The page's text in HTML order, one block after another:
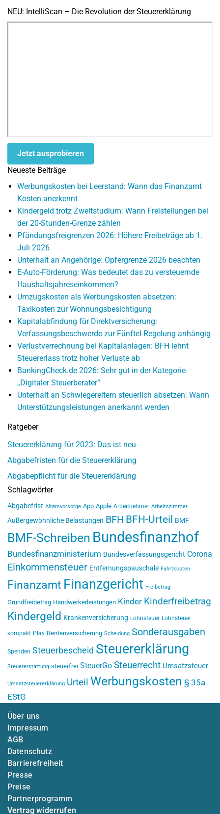
NEU: IntelliScan – Die Revolution der Steuererklärung
Jetzt ausprobieren
Neueste Beiträge
Werbungskosten bei Leerstand: Wann das Finanzamt
Kosten anerkennt
Kindergeld trotz Zweitstudium: Wann Freistellungen bei
der 20-Stunden-Grenze zählen
Pfändungsfreigrenzen 2026: Höhere Freibeträge ab 1.
Juli 2026
Unterhalt an Angehörige: Opfergrenze 2026 beachten
E-Auto-Förderung: Was bedeutet das zu versteuernde
Haushaltsjahreseinkommen?
Umzugskosten als Werbungskosten absetzen:
Taxikosten zur Wohnungsbesichtigung
Kapitalabfindung für Direktversicherung:
Verfassungsbeschwerde zur Fünftel-Regelung anhängig
Verlustverrechnung bei Kapitalanlagen: BFH lehnt
Steuererlass trotz hoher Verluste ab
BankingCheck.de 2026: Sehr gut in der Kategorie
„Digitaler Steuerberater“
Unterhalt an Schwiegereltern steuerlich absetzen: Wann
Unterstützungsleistungen anerkannt werden
Ratgeber
Steuererklärung für 2023: Das ist neu
Abgabefristen für die Steuererklärung
Abgabepflicht für die Steuererklärung
Schlagwörter
Abgabefrist Altersvorsorge App Apple Arbeitnehmer Arbeitszimmer
Außergewöhnliche Belastungen BFH BFH-Urteil BMF
BMF-Schreiben Bundesfinanzhof
Bundesfinanzministerium Bundesverfassungsgericht Corona
Einkommensteuer Entfernungspauschale Fahrtkosten
Finanzamt Finanzgericht Freibetrag
Grundfreibetrag Handwerkerleistungen Kinder Kinderfreibetrag
Kindergeld Krankenversicherung Lohnsteuer Lohnsteuer
kompakt Play Rentenversicherung Scheidung Sonderausgaben
Spenden Steuerbescheid Steuererklärung
Steuererstattung steuerfrei SteuerGo Steuerrecht Umsatzsteuer
Umsatzsteuererklärung Urteil Werbungskosten § 35a
EStG
Über uns
Impressum
AGB
Datenschutz
Barrierefreiheit
Presse
Preise
Partnerprogramm
Vertrag widerrufen